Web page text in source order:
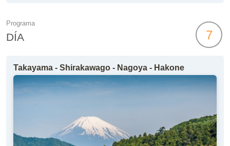
Programa
DÍA 7
Takayama - Shirakawago - Nagoya - Hakone